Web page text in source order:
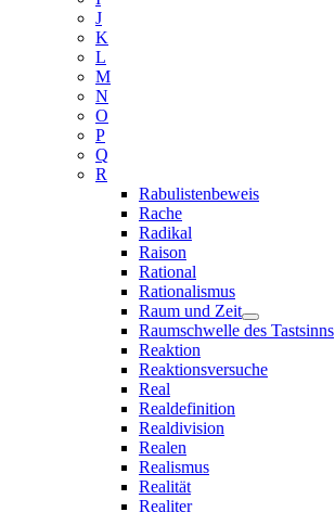
J
K
L
M
N
O
P
Q
R
Rabulistenbeweis
Rache
Radikal
Raison
Rational
Rationalismus
Raum und Zeit
Raumschwelle des Tastsinns
Reaktion
Reaktionsversuche
Real
Realdefinition
Realdivision
Realen
Realismus
Realität
Realiter